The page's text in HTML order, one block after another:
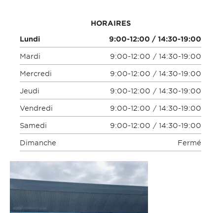
HORAIRES
Lundi
9:00-12:00 / 14:30-19:00
Mardi 9:00-12:00 / 14:30-19:00
Mercredi 9:00-12:00 / 14:30-19:00
Jeudi 9:00-12:00 / 14:30-19:00
Vendredi 9:00-12:00 / 14:30-19:00
Samedi 9:00-12:00 / 14:30-19:00
Dimanche Fermé